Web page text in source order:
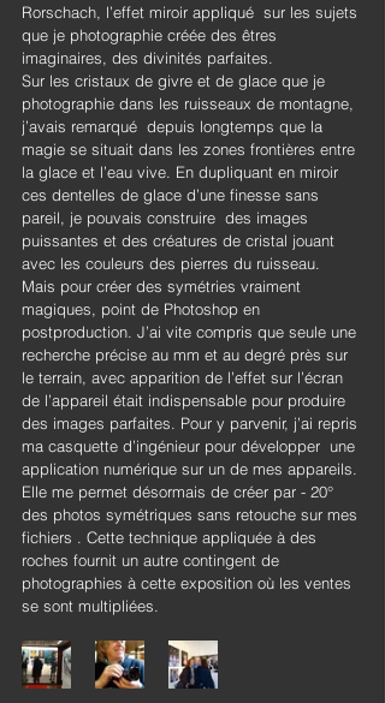
Rorschach, l’effet miroir appliqué  sur les sujets
que je photographie créée des êtres
imaginaires, des divinités parfaites.
Sur les cristaux de givre et de glace que je
photographie dans les ruisseaux de montagne,
j’avais remarqué  depuis longtemps que la
magie se situait dans les zones frontières entre
la glace et l’eau vive. En dupliquant en miroir
ces dentelles de glace d’une finesse sans
pareil, je pouvais construire  des images
puissantes et des créatures de cristal jouant
avec les couleurs des pierres du ruisseau.
Mais pour créer des symétries vraiment
magiques, point de Photoshop en
postproduction. J’ai vite compris que seule une
recherche précise au mm et au degré près sur
le terrain, avec apparition de l’effet sur l’écran
de l’appareil était indispensable pour produire
des images parfaites. Pour y parvenir, j’ai repris
ma casquette d’ingénieur pour développer  une
application numérique sur un de mes appareils.
Elle me permet désormais de créer par - 20°
des photos symétriques sans retouche sur mes
fichiers . Cette technique appliquée à des
roches fournit un autre contingent de
photographies à cette exposition où les ventes
se sont multipliées.